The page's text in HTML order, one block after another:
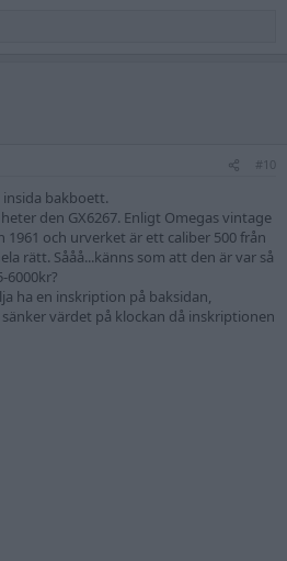
#10
bakboett.
den GX6267. Enligt Omegas vintage
1961 och urverket är ett caliber 500 från
rätt. Sååå...känns som att den är var så
6000kr?
ha en inskription på baksidan,
värdet på klockan då inskriptionen